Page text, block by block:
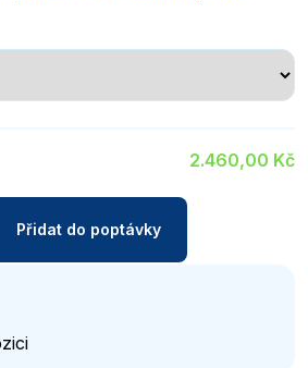
2.460,00 Kč
Přidat do poptávky